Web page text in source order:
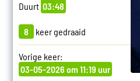
Duurt 03:48
8 keer gedraaid
Vorige keer:
03-05-2026 om 11:19 uur